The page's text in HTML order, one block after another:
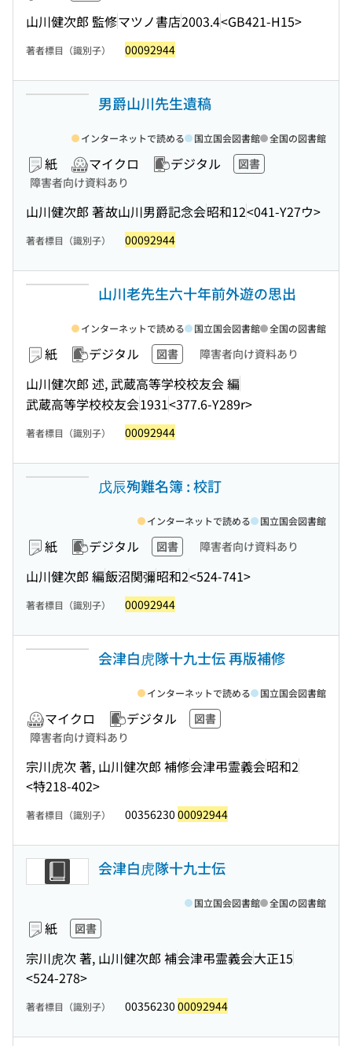
山川健次郎 監修マツノ書店2003.4<GB421-H15>
著者標目（識別子） 00092944
男爵山川先生遺稿
紙 マイクロ デジタル
図書
障害者向け資料あり
山川健次郎 著故山川男爵記念会昭和12<041-Y27ウ>
インターネットで読める 国立国会図書館 全国の図書館
著者標目（識別子） 00092944
山川老先生六十年前外遊の思出
紙 デジタル 図書 障害者向け資料あり
山川健次郎 述, 武蔵高等学校校友会 編
武蔵高等学校校友会1931<377.6-Y289r>
インターネットで読める 国立国会図書館 全国の図書館
著者標目（識別子） 00092944
戊辰殉難名簿 : 校訂
紙 デジタル 図書 障害者向け資料あり
山川健次郎 編飯沼関彌昭和2<524-741>
インターネットで読める 国立国会図書館
著者標目（識別子） 00092944
会津白虎隊十九士伝 再版補修
マイクロ デジタル
図書
障害者向け資料あり
宗川虎次 著, 山川健次郎 補修会津弔霊義会昭和2
<特218-402>
インターネットで読める 国立国会図書館
著者標目（識別子） 00356230 00092944
会津白虎隊十九士伝
紙 図書
宗川虎次 著, 山川健次郎 補会津弔霊義会大正15
<524-278>
国立国会図書館 全国の図書館
著者標目（識別子） 00356230 00092944